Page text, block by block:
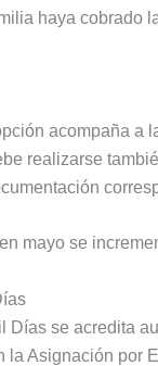
haya cobrado
acompaña a
realizarse
mayo se
Días se acredita
Asignación por